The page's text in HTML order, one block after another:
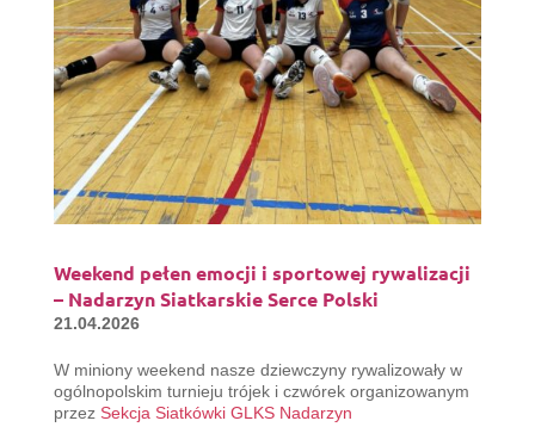
Weekend pełen emocji i sportowej rywalizacji
– Nadarzyn Siatkarskie Serce Polski
21.04.2026
W miniony weekend nasze dziewczyny rywalizowały w
ogólnopolskim turnieju trójek i czwórek organizowanym
przez Sekcja Siatkówki GLKS Nadarzyn